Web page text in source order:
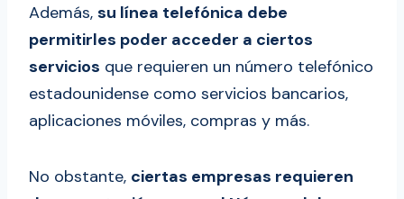
Además, su línea telefónica debe
permitirles poder acceder a ciertos
servicios que requieren un número telefónico
estadounidense como servicios bancarios,
aplicaciones móviles, compras y más.
No obstante, ciertas empresas requieren